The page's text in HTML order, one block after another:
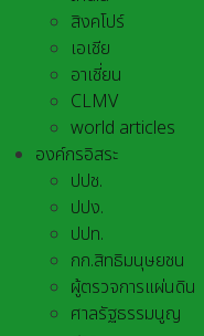
สิงคโปร์
เอเชีย
อาเชี่ยน
CLMV
world articles
องค์กรอิสระ
ปปช.
ปปง.
ปปท.
กก.สิทธิมนุษยชน
ผู้ตรวจการแผ่นดิน
ศาลรัฐธรรมนูญ